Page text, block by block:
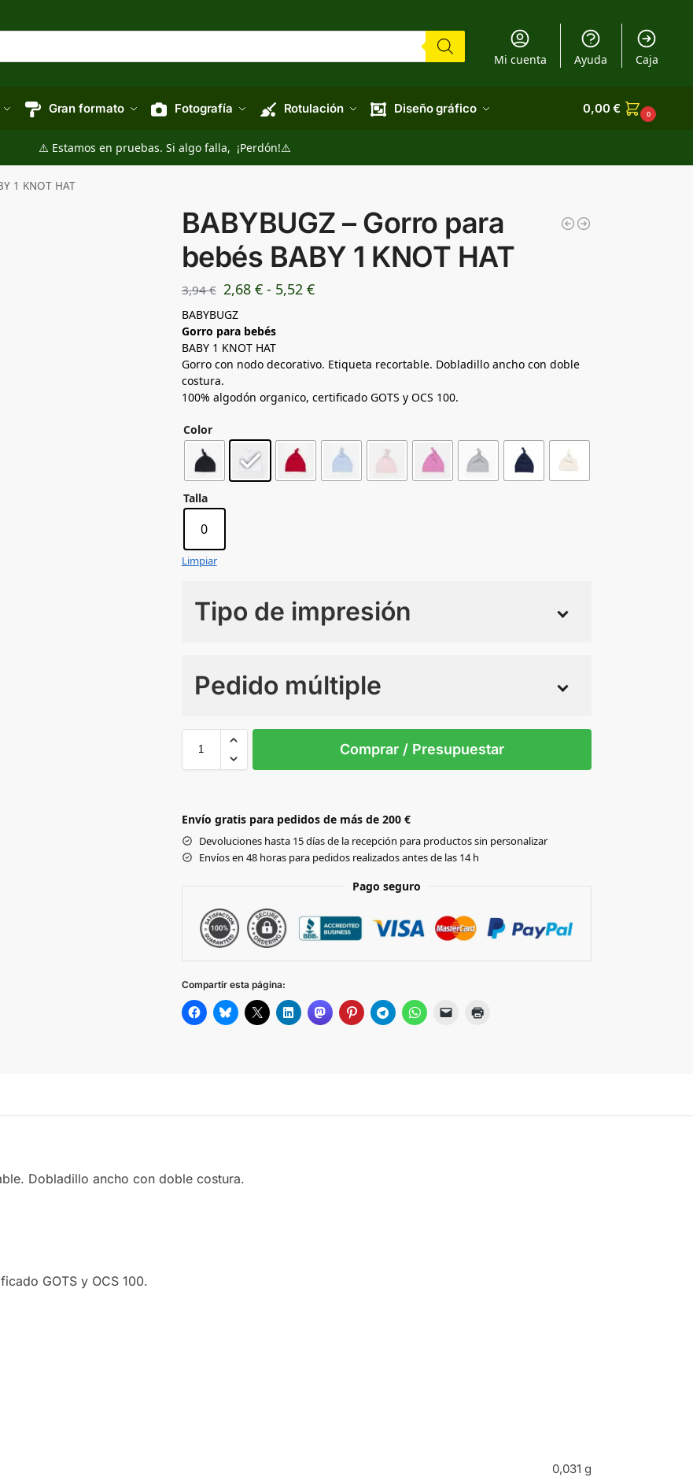
Mi cuenta Ayuda Caja
Gran formato Fotografía Rotulación Diseño gráfico 0,00€ 0
⚠️ Estamos en pruebas. Si algo falla, ¡Perdón!⚠️
1 KNOT HAT
BABYBUGZ – Gorro para
bebés BABY 1 KNOT HAT
3,94€ 2,68 € - 5,52 €
BABYBUGZ
Gorro para bebés
BABY 1 KNOT HAT
Gorro con nodo decorativo. Etiqueta recortable. Dobladillo ancho con doble
costura.
100% algodón organico, certificado GOTS y OCS 100.
Color
Talla
0
Limpiar
Tipo de impresión
Pedido múltiple
WHITE
RED
Black
DUSTY BLUE
BUBBLE GUM PINK
HEATHER GREY MELANGE
Comprar / Presupuestar
Envío gratis para pedidos de más de 200 €
Devoluciones hasta 15 días de la recepción para productos sin personalizar
Envíos en 48 horas para pedidos realizados antes de las 14 h
Pago seguro
Compartir esta página:
Dobladillo ancho con doble costura.
GOTS y OCS 100.
0,031 g